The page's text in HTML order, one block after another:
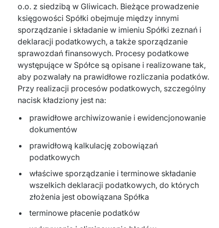
o.o. z siedzibą w Gliwicach. Bieżące prowadzenie
księgowości Spółki obejmuje między innymi
sporządzanie i składanie w imieniu Spółki zeznań i
deklaracji podatkowych, a także sporządzanie
sprawozdań finansowych. Procesy podatkowe
występujące w Spółce są opisane i realizowane tak,
aby pozwalały na prawidłowe rozliczania podatków.
Przy realizacji procesów podatkowych, szczególny
nacisk kładziony jest na:
prawidłowe archiwizowanie i ewidencjonowanie
dokumentów
prawidłową kalkulację zobowiązań
podatkowych
właściwe sporządzanie i terminowe składanie
wszelkich deklaracji podatkowych, do których
złożenia jest obowiązana Spółka
terminowe płacenie podatków